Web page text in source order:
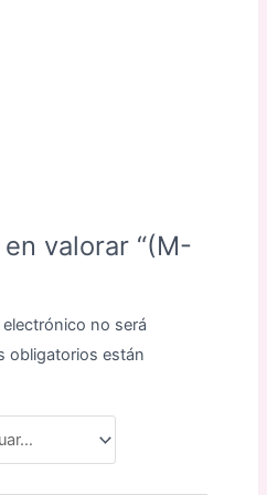
valorar “(M-
no será
obligatorios están